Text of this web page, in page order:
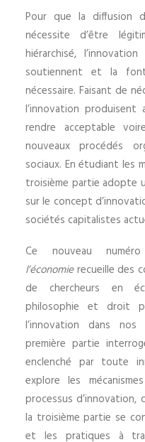
Pour que la diffusion
nécessite d’être
hiérarchisé,
soutiennent et la
nécessaire. Faisant de
l’innovation produisent
rendre acceptable
nouveaux procédés
sociaux. En étudiant les
troisième partie adopte
sur le concept
sociétés capitalistes
Ce nouveau
l’économierecueille des
de chercheurs en
philosophie et droit
l’innovation dans nos
première partie
enclenché par toute
explore les
processus d’innovation,
la troisième partie se
et les pratiques à